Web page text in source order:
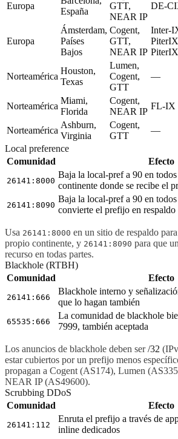
Europa
España
GTT,
NEAR IP
DE-
Europa
Ámsterdam,
Países
Bajos
Cogent,
GTT,
NEAR IP
Inter-
Norteamérica
Houston,
Texas
Lumen,
Cogent,
GTT
—
Norteamérica
Miami,
Florida
Cogent,
NEAR IP
FL-IX
Norteamérica
Ashburn,
Virginia
Cogent,
GTT
—
Local preference
Comunidad
Efecto
26141:8000
Baja la local-pref a 90 en
continente donde se recibe el
26141:8090
Baja la local-pref a 90 en todos
convierte el prefijo en respaldo
Usa 26141:8000 en un sitio de respaldo
propio continente, y 26141:8090 para que
recurso en todas partes.
Blackhole (RTBH)
Comunidad
Efecto
26141:666
Blackhole interno y
que lo hagan también
65535:666
La comunidad de blackhole
7999, también aceptada
Los anuncios de blackhole deben ser/32
estar cubiertos por un prefijo menos
propagan a Cogent (AS174), Lumen
NEAR IP (AS49600).
Scrubbing DDoS
Comunidad
Efecto
26141:112
Enruta el prefijo a través de
inline dedicados